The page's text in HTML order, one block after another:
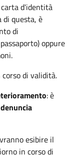
carta d'identità
di questa, è
di
oppure
corso di validità.
: è
denuncia
esibire il
in corso di